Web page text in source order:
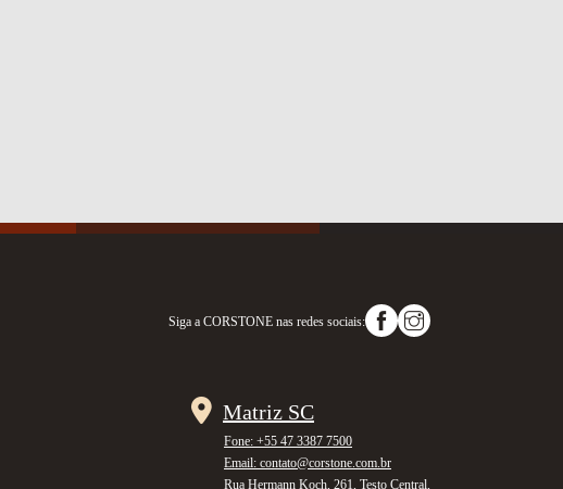
Siga a CORSTONE nas redes sociais:
Matriz SC
Fone: +55 47 3387 7500
Email: contato@corstone.com.br
Rua Hermann Koch, 261, Testo Central,